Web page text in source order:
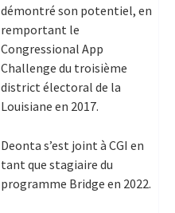
démontré son potentiel, en
remportant le
Congressional App
Challenge du troisième
district électoral de la
Louisiane en 2017.
Deonta s’est joint à CGI en
tant que stagiaire du
programme Bridge en 2022.